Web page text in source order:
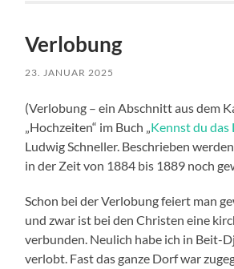
Verlobung
23. JANUAR 2025
(Verlobung – ein Abschnitt aus dem
„Hochzeiten“ im Buch „Kennst du das
Ludwig Schneller. Beschrieben
in der Zeit von 1884 bis 1889 noch
Schon bei der Verlobung feiert man
und zwar ist bei den Christen eine
verbunden. Neulich habe ich in Beit-
verlobt. Fast das ganze Dorf war